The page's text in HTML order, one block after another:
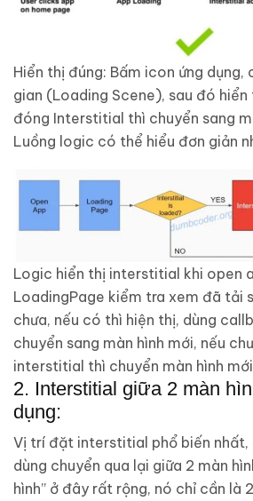
Hiển thị đúng: Bấm icon ứng dụng,
gian (Loading Scene), sau đó
đóng Interstitial thì chuyển sang
Luồng logic có thể hiểu đơn giản
Logic hiển thị interstitial khi open
LoadingPage kiểm tra xem đã tải
chưa, nếu có thì hiện thị, dùng
chuyển sang màn hình mới, nếu
interstitial thì chuyển màn hình
2. Interstitial giữa 2 màn
dụng:
Vị trí đặt interstitial phổ biến nhất,
dùng chuyển qua lại giữa 2 màn
hình” ở đây rất rộng, nó chỉ cần là